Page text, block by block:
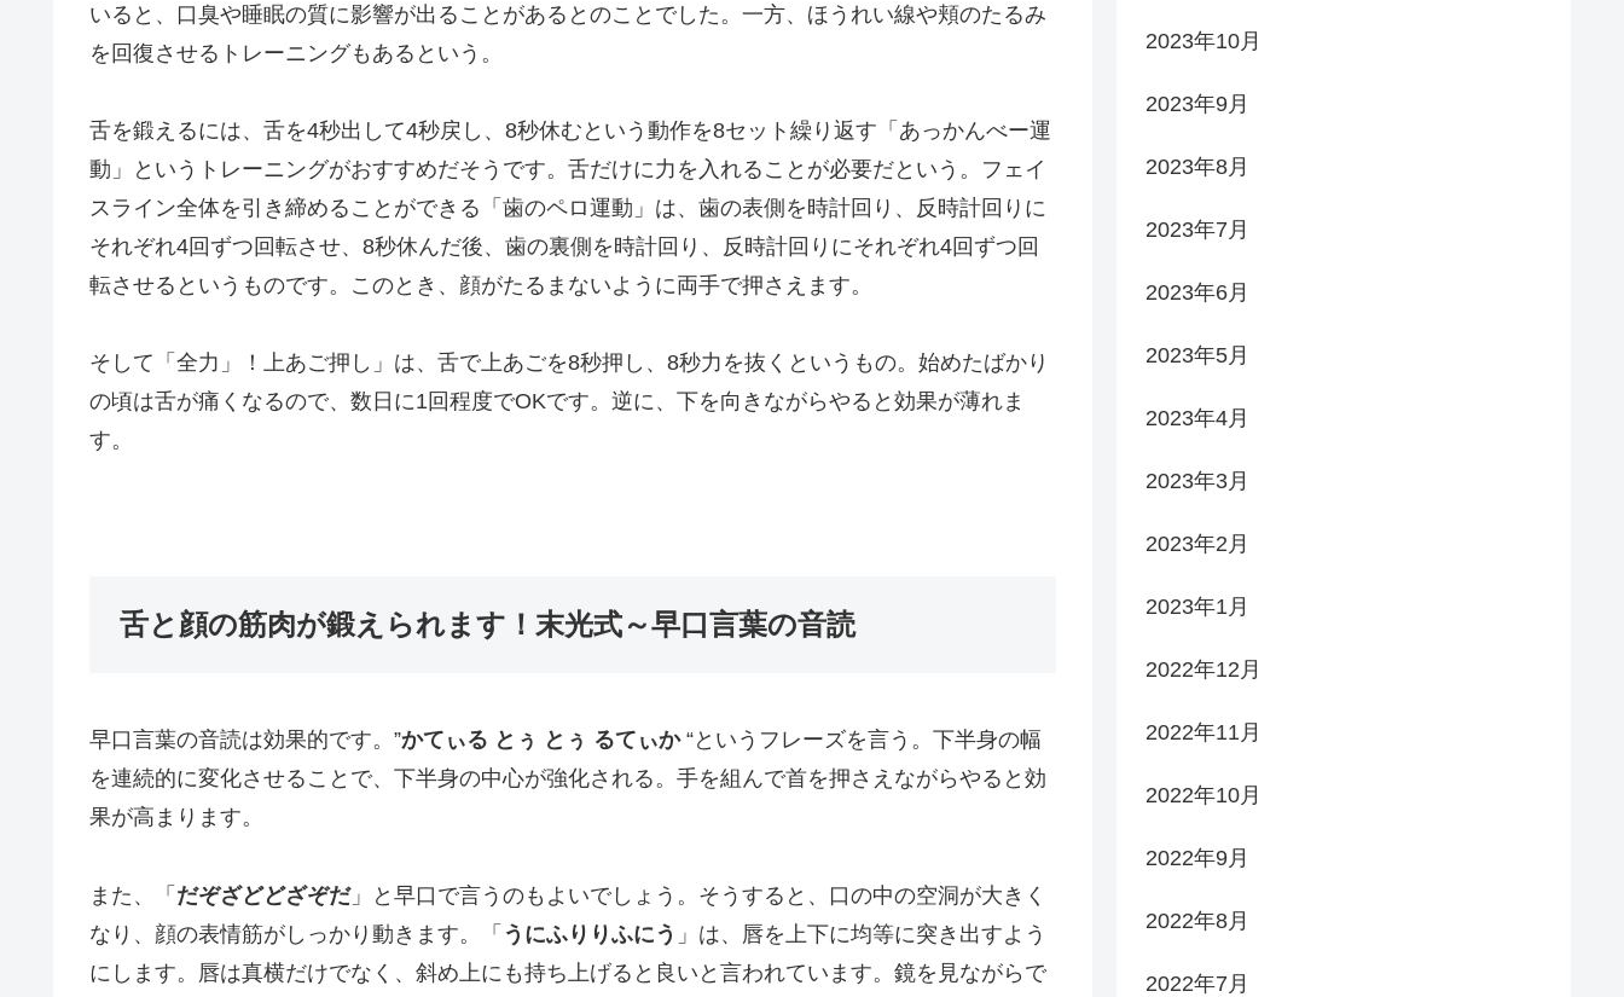
いると、口臭や睡眠の質に影響が出ることがあるとのことでした。一方、 ほうれい線や頬のたるみ
を回復させるトレーニングもあるという。
舌を鍛えるには、舌を4秒出して4秒戻し、8秒休むという動作を8セット繰り返す「あっかんべー運
動 」というトレーニングがおすすめだそうです。舌だけに力を入れることが必要だという。フェイ
スライン全体を引き締めることができる「歯のペロ運動」は、歯の表側を時計回り、反時計回りに
それぞれ4回ずつ回転させ、8秒休んだ後、歯の裏側を時計回り、反時計回りにそれぞれ4回ずつ回
転させるというものです。このとき、顔がたるまないように両手で押さえます。
そして「全力」！上あご押し 」は、舌で上あごを8秒押し、8秒力を抜くというもの。始めたばかり
の頃は舌が痛くなるので、数日に1回程度でOKです。逆に、下を向きながらやると効果が薄れま
す。
舌と顔の筋肉が鍛えられます！末光式～早口言葉の音読
早口言葉の音読は効果的です。”かてぃる とぅ とぅ るてぃか“というフレーズを言う。下半身の幅
を連続的に変化させることで、下半身の中心が強化される。手を組んで首を押さえながらやると効
果が高まります。
また、「 だぞざどどざぞだ」と早口で言うのもよいでしょう。そうすると、口の中の空洞が大きく
なり、顔の表情筋がしっかり動きます。「 うにふりりふにう 」は、唇を上下に均等に突き出すよう
にします。唇は真横だけでなく、斜め上にも持ち上げると良いと言われています。鏡を見ながらで
2023年10月
2023年9月
2023年8月
2023年7月
2023年6月
2023年5月
2023年4月
2023年3月
2023年2月
2023年1月
2022年12月
2022年11月
2022年10月
2022年9月
2022年8月
2022年7月